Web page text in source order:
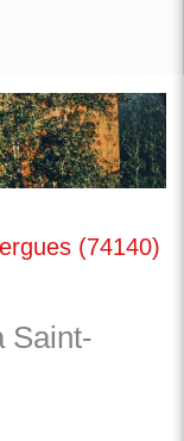
(74140)
Saint-